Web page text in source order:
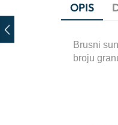
OPIS
Brusni
broju